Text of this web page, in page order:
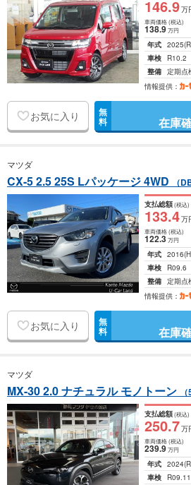
146.9万
車両価格(税込)
138.9万円
年式 2025
車検
R10.2
整備 定期点
情報提供：
お気に入り 無
料 在庫
マツダ
CX-5 2.5 25S Lパッケージ 4WD （
支払総額(税込)
133.4万
車両価格(税込)
122.3万円
年式 2016
車検
R09.6
整備 定期点
情報提供：
お気に入り 無
料 在庫
マツダ
MX-30 2.0 ナチュラル モノトーン
支払総額(税込)
250.7万
車両価格(税込)
239.9万円
年式 2024
車検
R09.11